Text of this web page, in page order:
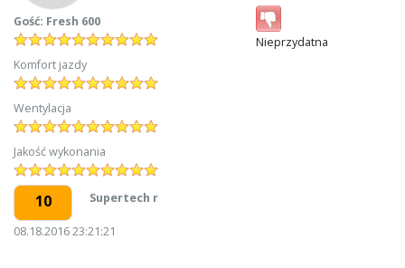
Gość: Fresh 600
Komfort jazdy
Wentylacja
Jakość wykonania
Nieprzydatna
10 Supertech r
08.18.2016 23:21:21